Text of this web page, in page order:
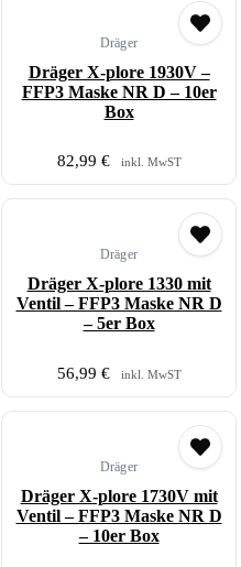
Dräger
Dräger X-plore 1930V –
FFP3 Maske NR D – 10er
Box
82,99 € inkl. MwST
Dräger
Dräger X-plore 1330 mit
Ventil – FFP3 Maske NR D
– 5er Box
56,99 € inkl. MwST
Dräger
Dräger X-plore 1730V mit
Ventil – FFP3 Maske NR D
– 10er Box